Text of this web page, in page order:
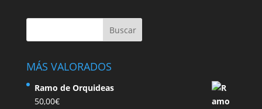
MÁS VALORADOS
Ramo de Orquideas
50,00€